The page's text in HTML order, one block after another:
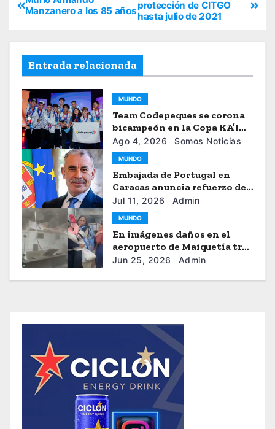
protección de CITGO
hasta julio de 2021
Manzanero a los 85 años
Entrada relacionada
MUNDO
Team Codepeques se corona
bicampeón en la Copa KA’I
2026
Ago 4, 2026 Somos Noticias
MUNDO
Embajada de Portugal en
Caracas anuncia refuerzo de
ayuda humanitaria
Jul 11, 2026 Admin
MUNDO
En imágenes daños en el
aeropuerto de Maiquetía tras
los sismos
Jun 25, 2026 Admin